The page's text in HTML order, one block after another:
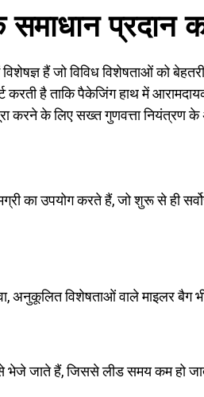
प्रदान
हैं जो विविध विशेषताओं को
करती है ताकि पैकेजिंग हाथ में
करने के लिए सख्त गुणवत्ता नियंत्रण
का उपयोग करते हैं, जो शुरू से ही
अनुकूलित विशेषताओं वाले माइलर
भेजे जाते हैं, जिससे लीड समय कम हो